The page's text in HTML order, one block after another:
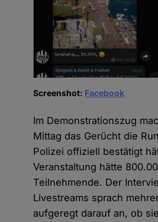
Screenshot: Facebook
Im Demonstrationszug
Mittag das Gerücht die
Polizei offiziell bestätigt
Veranstaltung hätte
Teilnehmende. Der
Livestreams sprach
aufgeregt darauf an, ob